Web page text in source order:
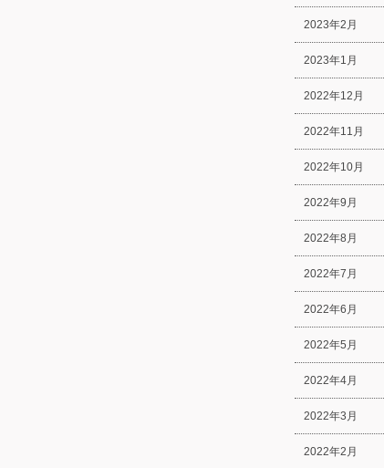
2023年2月
2023年1月
2022年12月
2022年11月
2022年10月
2022年9月
2022年8月
2022年7月
2022年6月
2022年5月
2022年4月
2022年3月
2022年2月